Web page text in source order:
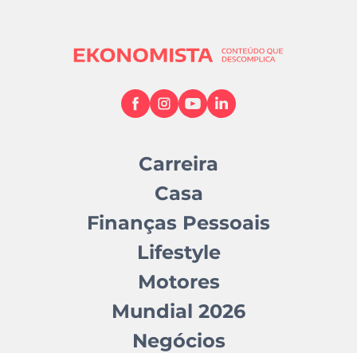
Carreira
Casa
Finanças Pessoais
Lifestyle
Motores
Mundial 2026
Negócios